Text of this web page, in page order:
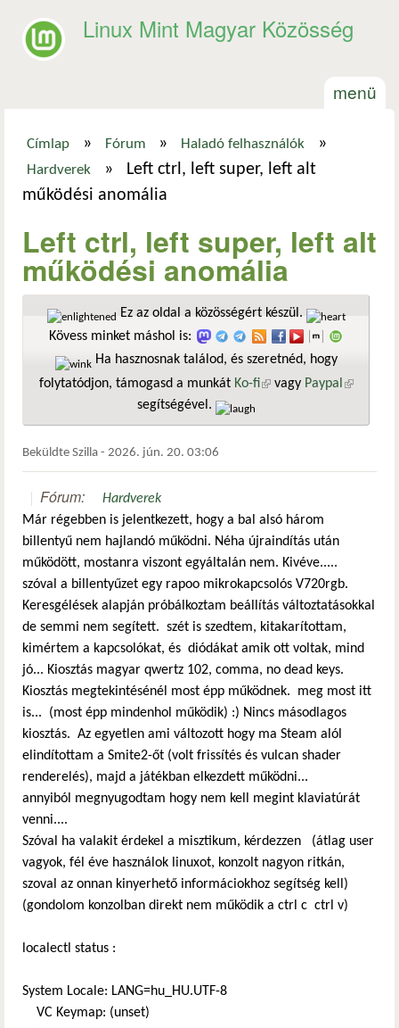
Linux Mint Magyar Közösség
menü
Jelenlegi hely
Címlap » Fórum » Haladó felhasználók »
Hardverek »
Left ctrl, left super, left alt
működési anomália
Left ctrl, left super, left alt
működési anomália
Ez az oldal a közösségért készül.
Kövess minket máshol is:
Ha hasznosnak találod, és szeretnéd, hogy
folytatódjon, támogasd a munkát Ko-fi(külső hivatkozás)
vagy Paypal
segítségével.
Beküldte Szilla - 2026. jún. 20. 03:06
Fórum:
Hardverek
Már régebben is jelentkezett, hogy a bal alsó három
billentyű nem hajlandó működni. Néha újraindítás után
működött, mostanra viszont egyáltalán nem. Kivéve.....
szóval a billentyűzet egy rapoo mikrokapcsolós V720rgb.
Keresgélések alapján próbálkoztam beállítás változtatásokkal
de semmi nem segített. szét is szedtem, kitakarítottam,
kimértem a kapcsolókat, és diódákat amik ott voltak, mind
jó... Kiosztás magyar qwertz 102, comma, no dead keys.
Kiosztás megtekintésénél most épp működnek. meg most itt
is... (most épp mindenhol működik) :) Nincs másodlagos
kiosztás. Az egyetlen ami változott hogy ma Steam alól
elindítottam a Smite2-őt (volt frissítés és vulcan shader
renderelés), majd a játékban elkezdett működni...
annyiból megnyugodtam hogy nem kell megint klaviatúrát
venni....
Szóval ha valakit érdekel a misztikum, kérdezzen (átlag user
vagyok, fél éve használok linuxot, konzolt nagyon ritkán,
szoval az onnan kinyerhető informáciokhoz segítség kell)
(gondolom konzolban direkt nem működik a ctrl c ctrl v)
localectl status :
System Locale: LANG=hu_HU.UTF-8
VC Keymap: (unset)